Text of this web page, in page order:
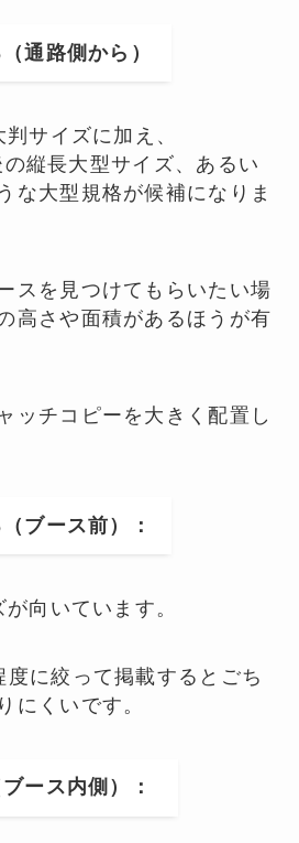
通路側から）
サイズに加え、
縦長大型サイズ、あるい
な大型規格が候補になりま
スを見つけてもらいたい場
高さや面積があるほうが有
ッチコピーを大きく配置し
ブース前）：
向いています。
に絞って掲載するとごち
にくいです。
ース内側）：